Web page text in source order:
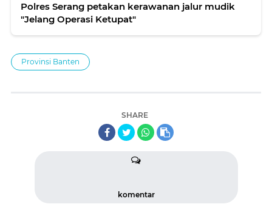
Polres Serang petakan kerawanan jalur mudik
"Jelang Operasi Ketupat"
Provinsi Banten
SHARE
komentar